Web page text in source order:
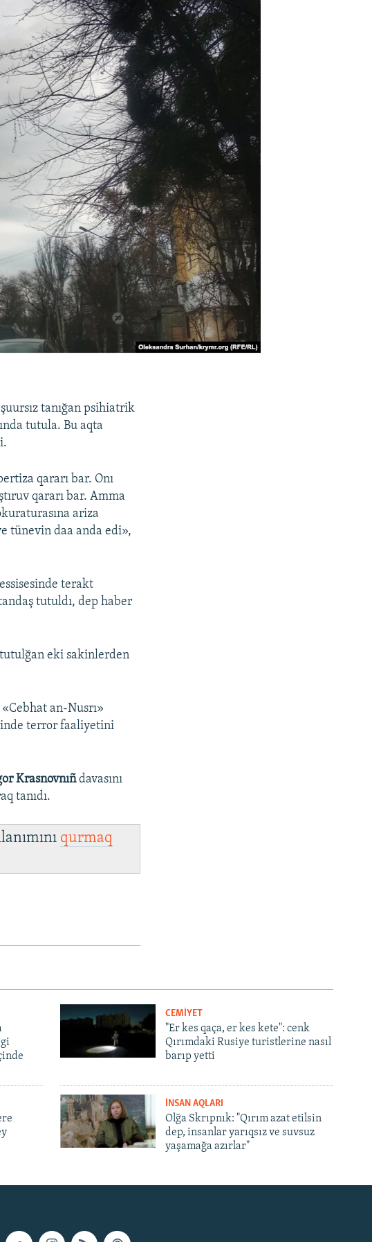
şuursız tanığan psihiatrik
tutula. Bu aqta
qararı bar. Onı
qararı bar. Amma
ariza
tünevin daa anda edi»,
terakt
tutuldı, dep haber
eki sakinlerden
an-Nusrı»
terror faaliyetini
Krasnovnıñdavasını
tanıdı.
qurmaq
CEMİYET
"Er kes qaça, er kes kete": cenk
Qırımdaki Rusiye turistlerine nasıl
barıp yetti
İNSAN AQLARI
Olğa Skrıpnık: "Qırım azat etilsin
dep, insanlar yarıqsız ve suvsuz
yaşamağa azırlar"